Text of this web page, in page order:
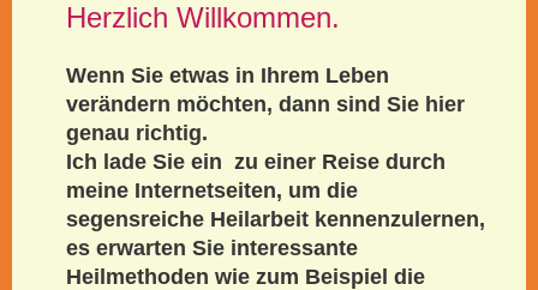
Herzlich Willkommen.
Wenn Sie etwas in Ihrem Leben
verändern möchten, dann sind Sie hier
genau richtig.
Ich lade Sie ein zu einer Reise durch
meine Internetseiten, um die
segensreiche Heilarbeit kennenzulernen,
es erwarten Sie interessante
Heilmethoden wie zum Beispiel die